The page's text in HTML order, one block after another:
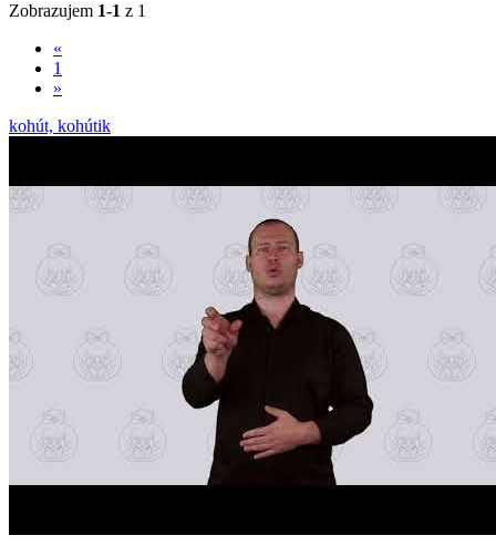
Zobrazujem 1-1 z 1
«
1
»
kohút, kohútik